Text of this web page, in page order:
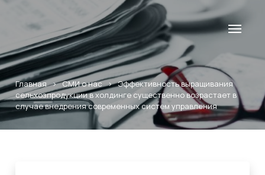
Главная>СМИ о нас>Эффективность выращивания
сельхозпродукции в холдинге существенно возрастает в
случае внедрения современных систем управления